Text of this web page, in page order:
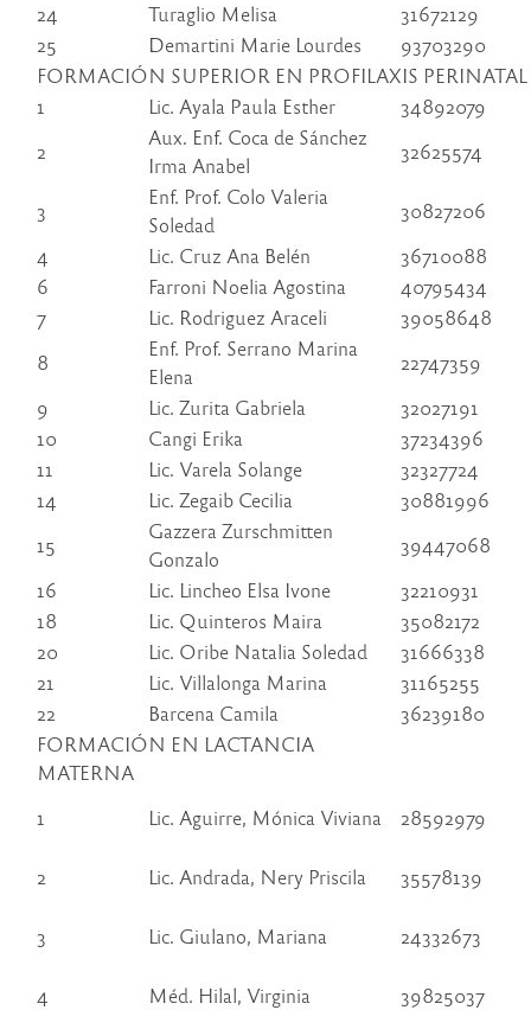
24
Turaglio Melisa
31672129
25
Demartini Marie Lourdes
93703290
FORMACIÓN SUPERIOR EN PROFILAXIS PERINATAL
1
Lic. Ayala Paula Esther
34892079
2
Aux. Enf. Coca de Sánchez
Irma Anabel
32625574
3
Enf. Prof. Colo Valeria
Soledad
30827206
4
Lic. Cruz Ana Belén
36710088
6
Farroni Noelia Agostina
40795434
7
Lic. Rodriguez Araceli
39058648
8
Enf. Prof. Serrano Marina
Elena
22747359
9
Lic. Zurita Gabriela
32027191
10
Cangi Erika
37234396
11
Lic. Varela Solange
32327724
14
Lic. Zegaib Cecilia
30881996
15
Gazzera Zurschmitten
Gonzalo
39447068
16
Lic. Lincheo Elsa Ivone
32210931
18
Lic. Quinteros Maira
35082172
20
Lic. Oribe Natalia Soledad
31666338
21
Lic. Villalonga Marina
31165255
22
Barcena Camila
36239180
FORMACIÓN EN LACTANCIA
MATERNA
1
Lic. Aguirre, Mónica Viviana 28592979
2 Lic. Andrada, Nery Priscila 35578139
3 Lic. Giulano, Mariana 24332673
4 Méd. Hilal, Virginia 39825037